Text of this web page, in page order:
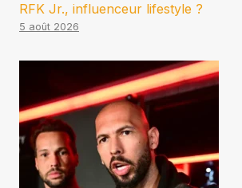
RFK Jr., influenceur lifestyle ?
5 août 2026